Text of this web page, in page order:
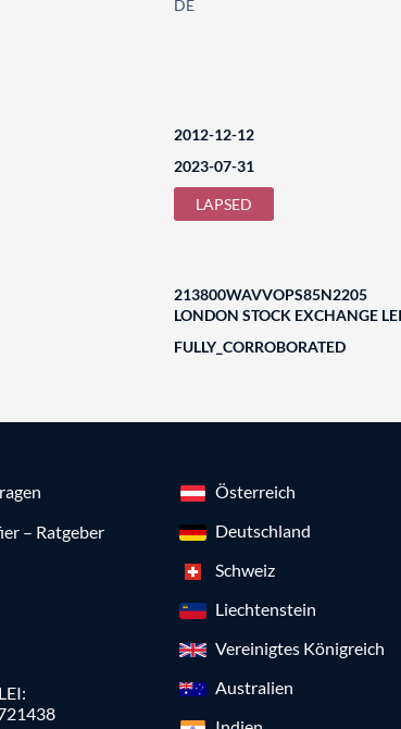
DE
2012-12-12
2023-07-31
LAPSED
213800WAVVOPS85N2205
LONDON STOCK EXCHANGE
FULLY_CORROBORATED
– Ratgeber
Österreich
Deutschland
Schweiz
Liechtenstein
Vereinigtes Königreich
Australien